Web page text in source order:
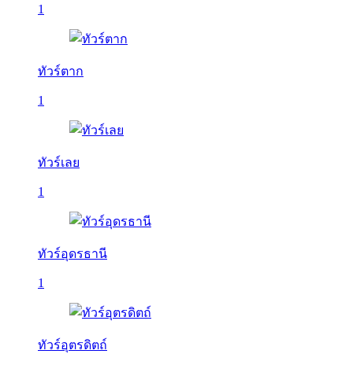
1
ทัวร์ตาก
1
ทัวร์เลย
1
ทัวร์อุดรธานี
1
ทัวร์อุตรดิตถ์